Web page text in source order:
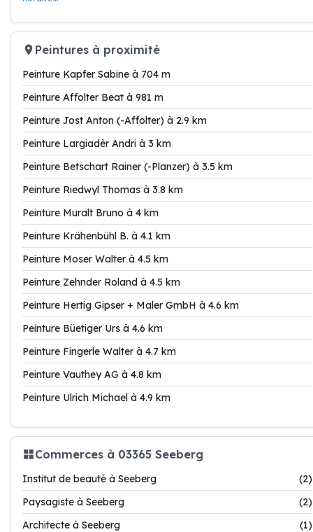
Peintures à proximité
Peinture Kapfer Sabine à 704 m
Peinture Affolter Beat à 981 m
Peinture Jost Anton (-Affolter) à 2.9 km
Peinture Largiadèr Andri à 3 km
Peinture Betschart Rainer (-Planzer) à 3.5 km
Peinture Riedwyl Thomas à 3.8 km
Peinture Muralt Bruno à 4 km
Peinture Krähenbühl B. à 4.1 km
Peinture Moser Walter à 4.5 km
Peinture Zehnder Roland à 4.5 km
Peinture Hertig Gipser + Maler GmbH à 4.6 km
Peinture Büetiger Urs à 4.6 km
Peinture Fingerle Walter à 4.7 km
Peinture Vauthey AG à 4.8 km
Peinture Ulrich Michael à 4.9 km
Commerces à 03365 Seeberg
Institut de beauté à Seeberg
(2)
Paysagiste à Seeberg
(2)
Architecte à Seeberg
(1)